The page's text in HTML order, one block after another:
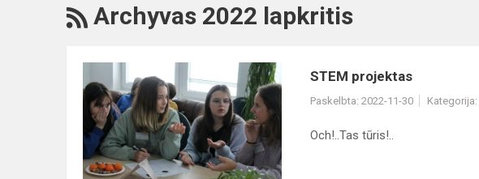
RSS
Archyvas 2022 lapkritis
projektas
STEM projektas
Paskelbta: 2022-11-30 Kategorija:
Och!..Tas tūris!..